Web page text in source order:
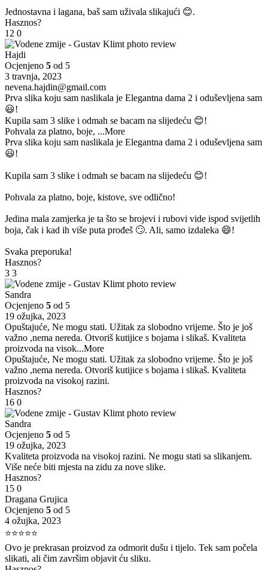
Jednostavna i lagana, baš sam uživala slikajući 😊.
Hasznos?
12 0
Hajdi
Ocjenjeno 5 od 5
3 travnja, 2023
nevena.hajdin@gmail.com
Prva slika koju sam naslikala je Elegantna dama 2 i oduševljena sam
😃!
Kupila sam 3 slike i odmah se bacam na slijedeću 😊!
Pohvala za platno, boje, ...More
Prva slika koju sam naslikala je Elegantna dama 2 i oduševljena sam
😃!
Kupila sam 3 slike i odmah se bacam na slijedeću 😊!
Pohvala za platno, boje, kistove, sve odlično!
Jedina mala zamjerka je ta što se brojevi i rubovi vide ispod svijetlih
boja, čak i kad ih više puta prođeš 🙄. Ali, samo izdaleka 😄!
Svaka preporuka!
Hasznos?
3 3
Sandra
Ocjenjeno 5 od 5
19 ožujka, 2023
Opuštajuće, Ne mogu stati. Užitak za slobodno vrijeme. Što je još
važno ,nema nereda. Otvoriš kutijice s bojama i slikaš. Kvaliteta
proizvoda na visok...More
Opuštajuće, Ne mogu stati. Užitak za slobodno vrijeme. Što je još
važno ,nema nereda. Otvoriš kutijice s bojama i slikaš. Kvaliteta
proizvoda na visokoj razini.
Hasznos?
16 0
Sandra
Ocjenjeno 5 od 5
19 ožujka, 2023
Kvaliteta proizvoda na visokoj razini. Ne mogu stati sa slikanjem.
Više neće biti mjesta na zidu za nove slike.
Hasznos?
15 0
Dragana Grujica
Ocjenjeno 5 od 5
4 ožujka, 2023
⭐⭐⭐⭐⭐
Ovo je prekrasan proizvod za odmorit dušu i tijelo. Tek sam počela
slikati, ali čim završim objavit ću sliku.